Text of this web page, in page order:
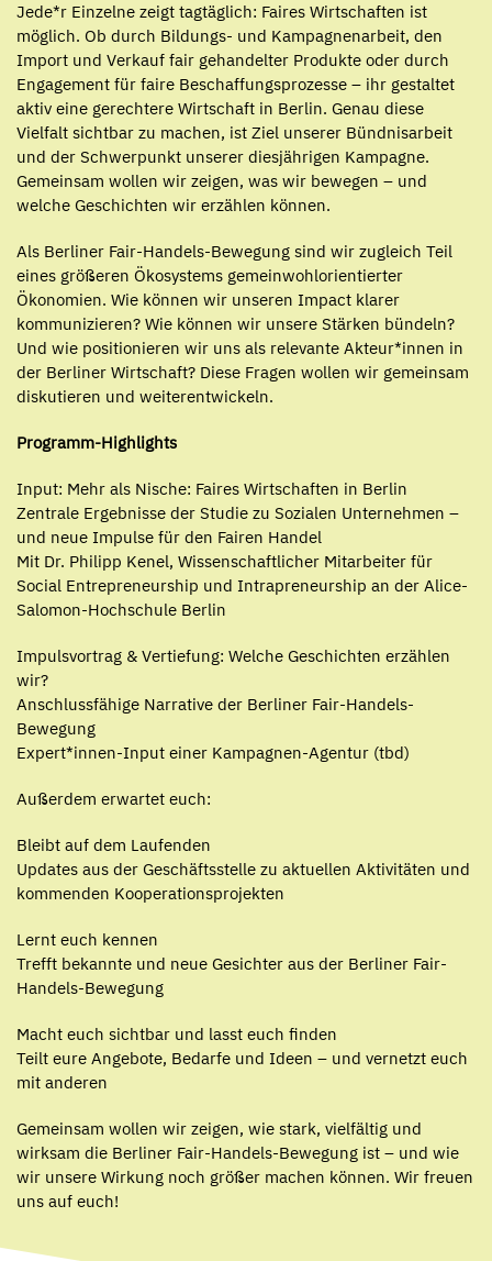
Jede*r Einzelne zeigt tagtäglich: Faires Wirtschaften ist
möglich. Ob durch Bildungs- und Kampagnenarbeit, den
Import und Verkauf fair gehandelter Produkte oder durch
Engagement für faire Beschaffungsprozesse – ihr gestaltet
aktiv eine gerechtere Wirtschaft in Berlin. Genau diese
Vielfalt sichtbar zu machen, ist Ziel unserer Bündnisarbeit
und der Schwerpunkt unserer diesjährigen Kampagne.
Gemeinsam wollen wir zeigen, was wir bewegen – und
welche Geschichten wir erzählen können.
Als Berliner Fair-Handels-Bewegung sind wir zugleich Teil
eines größeren Ökosystems gemeinwohlorientierter
Ökonomien. Wie können wir unseren Impact klarer
kommunizieren? Wie können wir unsere Stärken bündeln?
Und wie positionieren wir uns als relevante Akteur*innen in
der Berliner Wirtschaft? Diese Fragen wollen wir gemeinsam
diskutieren und weiterentwickeln.
Programm-Highlights
Input: Mehr als Nische: Faires Wirtschaften in Berlin
Zentrale Ergebnisse der Studie zu Sozialen Unternehmen –
und neue Impulse für den Fairen Handel
Mit Dr. Philipp Kenel, Wissenschaftlicher Mitarbeiter für
Social Entrepreneurship und Intrapreneurship an der Alice-
Salomon-Hochschule Berlin
Impulsvortrag & Vertiefung: Welche Geschichten erzählen
wir?
Anschlussfähige Narrative der Berliner Fair-Handels-
Bewegung
Expert*innen-Input einer Kampagnen-Agentur (tbd)
Außerdem erwartet euch:
Bleibt auf dem Laufenden
Updates aus der Geschäftsstelle zu aktuellen Aktivitäten und
kommenden Kooperationsprojekten
Lernt euch kennen
Trefft bekannte und neue Gesichter aus der Berliner Fair-
Handels-Bewegung
Macht euch sichtbar und lasst euch finden
Teilt eure Angebote, Bedarfe und Ideen – und vernetzt euch
mit anderen
Gemeinsam wollen wir zeigen, wie stark, vielfältig und
wirksam die Berliner Fair-Handels-Bewegung ist – und wie
wir unsere Wirkung noch größer machen können. Wir freuen
uns auf euch!